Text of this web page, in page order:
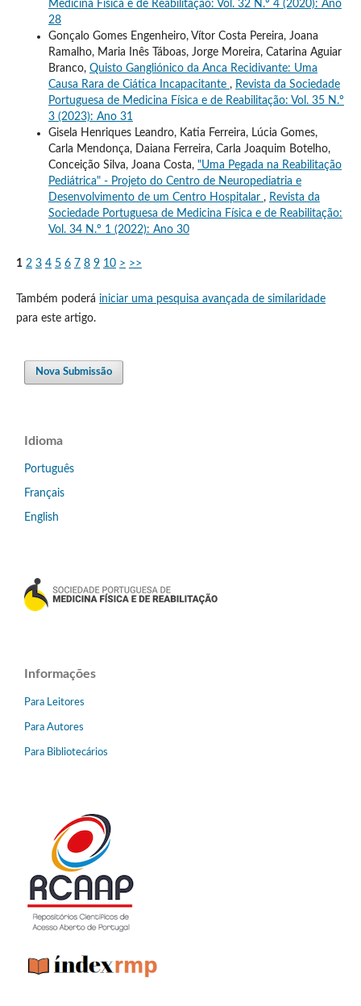
Medicina Física e de Reabilitação: Vol. 32 N.º 4 (2020): Ano
28
Gonçalo Gomes Engenheiro, Vítor Costa Pereira, Joana
Ramalho, Maria Inês Táboas, Jorge Moreira, Catarina Aguiar
Branco, Quisto Gangliónico da Anca Recidivante: Uma
Causa Rara de Ciática Incapacitante , Revista da Sociedade
Portuguesa de Medicina Física e de Reabilitação: Vol. 35 N.º
3 (2023): Ano 31
Gisela Henriques Leandro, Katia Ferreira, Lúcia Gomes,
Carla Mendonça, Daiana Ferreira, Carla Joaquim Botelho,
Conceição Silva, Joana Costa, "Uma Pegada na Reabilitação
Pediátrica" - Projeto do Centro de Neuropediatria e
Desenvolvimento de um Centro Hospitalar , Revista da
Sociedade Portuguesa de Medicina Física e de Reabilitação:
Vol. 34 N.º 1 (2022): Ano 30
1 2 3 4 5 6 7 8 9 10 > >>
Também poderá iniciar uma pesquisa avançada de similaridade
para este artigo.
Nova Submissão
Idioma
Português
Français
English
Informações
Para Leitores
Para Autores
Para Bibliotecários